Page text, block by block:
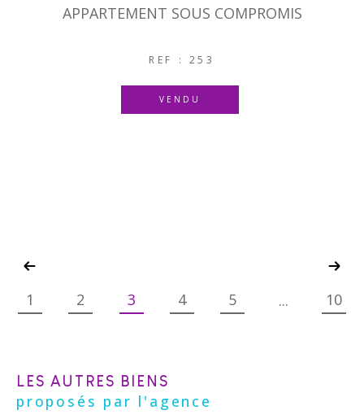
APPARTEMENT SOUS COMPROMIS
REF : 253
VENDU
1 2 3 4 5 ... 10
LES AUTRES BIENS
proposés par l'agence